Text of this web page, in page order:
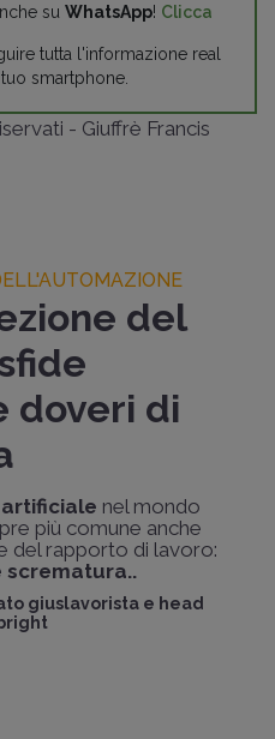
su WhatsApp! Clicca
tutta l'informazione real
smartphone.
- Giuffrè Francis
del
doveri di
nel mondo
più comune anche
del rapporto di lavoro:
scrematura..
giuslavorista e head